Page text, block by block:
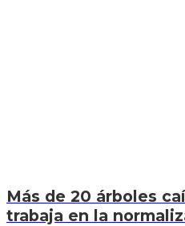
Más de 20 árboles
trabaja en la